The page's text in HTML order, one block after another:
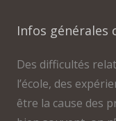
Infos générales
Des difficultés
l’école, des
être la cause des